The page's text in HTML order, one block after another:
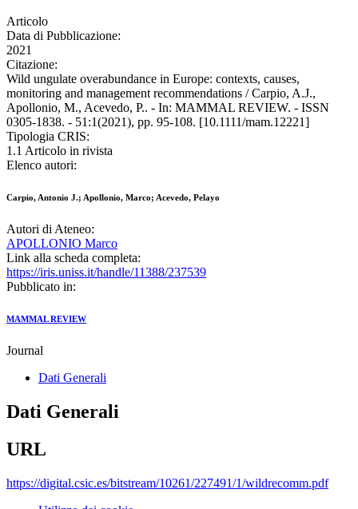
Articolo
Data di Pubblicazione:
2021
Citazione:
Wild ungulate overabundance in Europe: contexts, causes,
monitoring and management recommendations / Carpio, A.J.,
Apollonio, M., Acevedo, P.. - In: MAMMAL REVIEW. - ISSN
0305-1838. - 51:1(2021), pp. 95-108. [10.1111/mam.12221]
Tipologia CRIS:
1.1 Articolo in rivista
Elenco autori:
Carpio, Antonio J.; Apollonio, Marco; Acevedo, Pelayo
Autori di Ateneo:
APOLLONIO Marco
Link alla scheda completa:
https://iris.uniss.it/handle/11388/237539
Pubblicato in:
MAMMAL REVIEW
Journal
Dati Generali
Dati Generali
URL
https://digital.csic.es/bitstream/10261/227491/1/wildrecomm.pdf